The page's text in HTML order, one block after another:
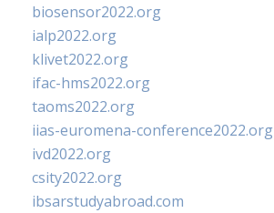
biosensor2022.org
ialp2022.org
klivet2022.org
ifac-hms2022.org
taoms2022.org
iias-euromena-conference2022.org
ivd2022.org
csity2022.org
ibsarstudyabroad.com